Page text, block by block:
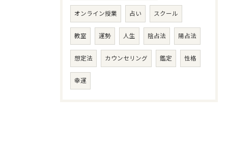
オンライン授業 占い スクール
教室 運勢 人生 陰占法 陽占法
想定法 カウンセリング 鑑定 性格
幸運